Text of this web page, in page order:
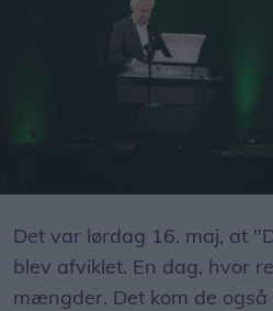
Det var lørdag 16. maj, at
blev afviklet. En dag, hvor
mængder. Det kom de